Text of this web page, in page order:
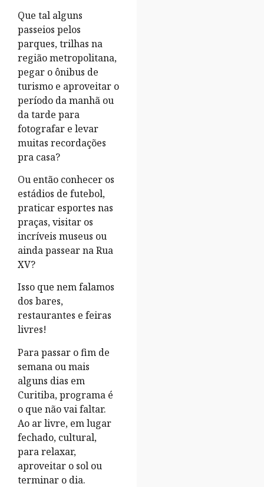
Que tal alguns
passeios pelos
parques, trilhas na
região metropolitana,
pegar o ônibus de
turismo e aproveitar o
período da manhã ou
da tarde para
fotografar e levar
muitas recordações
pra casa?
Ou então conhecer os
estádios de futebol,
praticar esportes nas
praças, visitar os
incríveis museus ou
ainda passear na Rua
XV?
Isso que nem falamos
dos bares,
restaurantes e feiras
livres!
Para passar o fim de
semana ou mais
alguns dias em
Curitiba, programa é
o que não vai faltar.
Ao ar livre, em lugar
fechado, cultural,
para relaxar,
aproveitar o sol ou
terminar o dia.